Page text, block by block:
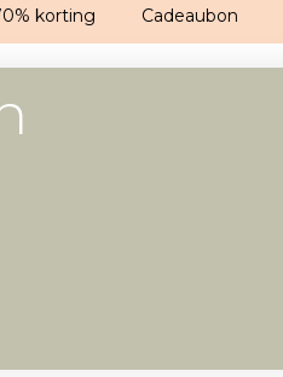
korting Cadeaubon